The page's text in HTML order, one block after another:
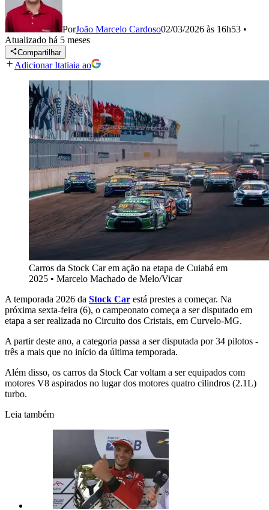
PorJoão Marcelo Cardoso02/03/2026 às 16h53 •
Atualizado há 5 meses
Compartilhar
Adicionar Itatiaia ao
Carros da Stock Car em ação na etapa de Cuiabá em
2025 • Marcelo Machado de Melo/Vicar
A temporada 2026 da Stock Car está prestes a começar. Na
próxima sexta-feira (6), o campeonato começa a ser disputado em
etapa a ser realizada no Circuito dos Cristais, em Curvelo-MG.
A partir deste ano, a categoria passa a ser disputada por 34 pilotos -
três a mais que no início da última temporada.
Além disso, os carros da Stock Car voltam a ser equipados com
motores V8 aspirados no lugar dos motores quatro cilindros (2.1L)
turbo.
Leia também